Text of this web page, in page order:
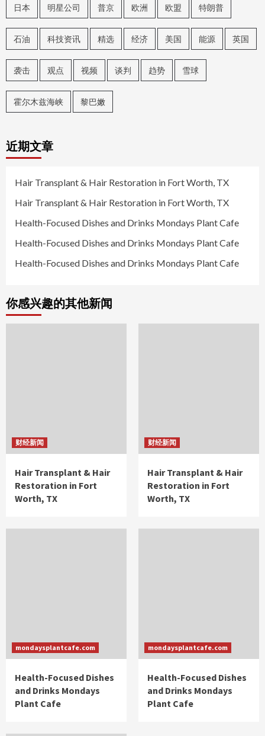
日本 明星公司 普京 欧洲 欧盟 特朗普
石油 科技资讯 精选 经济 美国 能源 英国
袭击 观点 视频 谈判 趋势 雪球
霍尔木兹海峡 黎巴嫩
近期文章
Hair Transplant & Hair Restoration in Fort Worth, TX
Hair Transplant & Hair Restoration in Fort Worth, TX
Health-Focused Dishes and Drinks Mondays Plant Cafe
Health-Focused Dishes and Drinks Mondays Plant Cafe
Health-Focused Dishes and Drinks Mondays Plant Cafe
你感兴趣的其他新闻
财经新闻
Hair Transplant & Hair
Restoration in Fort
Worth, TX
财经新闻
Hair Transplant & Hair
Restoration in Fort
Worth, TX
mondaysplantcafe.com
Health-Focused Dishes
and Drinks Mondays
Plant Cafe
mondaysplantcafe.com
Health-Focused Dishes
and Drinks Mondays
Plant Cafe